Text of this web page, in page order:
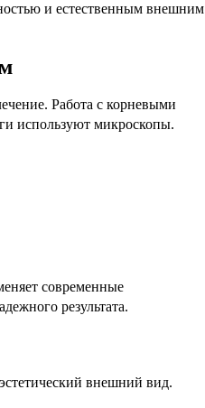
и естественным внешним
Работа с корневыми
используют микроскопы.
современные
результата.
внешний вид.